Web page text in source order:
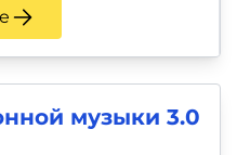
музыки 3.0